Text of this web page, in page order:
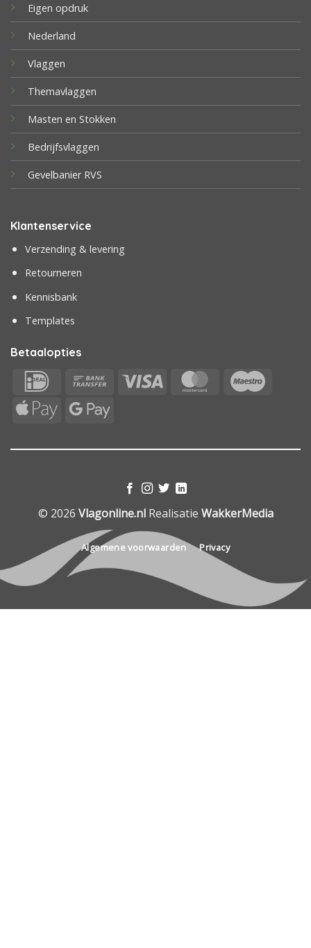
Eigen opdruk
Nederland
Vlaggen
Themavlaggen
Masten en Stokken
Bedrijfsvlaggen
Gevelbanier RVS
Klantenservice
Verzending & levering
Retourneren
Kennisbank
Templates
Betaalopties
IDeal
Bank
Visa MasterCard
Apple
Google
© 2026 Vlagonline.nlRealisatie WakkerMedia
Algemene voorwaarden Privacy